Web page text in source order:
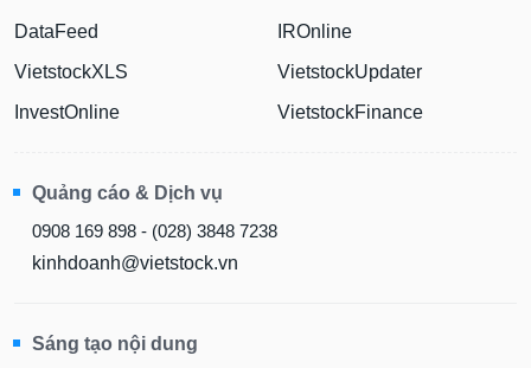
DataFeed
VietstockXLS
InvestOnline
IROnline
VietstockUpdater
VietstockFinance
Quảng cáo & Dịch vụ
0908 169 898 - (028) 3848 7238
kinhdoanh@vietstock.vn
Sáng tạo nội dung